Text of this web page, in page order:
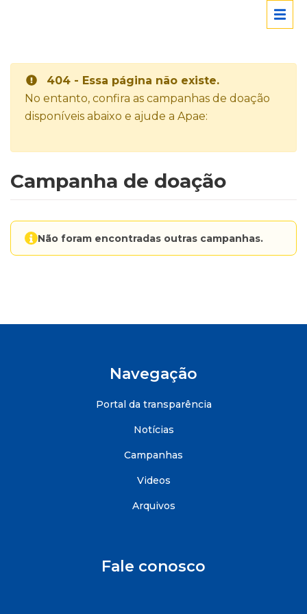
404 - Essa página não existe.
No entanto, confira as campanhas de doação
disponíveis abaixo e ajude a Apae:
Campanha de doação
Não foram encontradas outras campanhas.
Navegação
Portal da transparência
Notícias
Campanhas
Videos
Arquivos
Fale conosco